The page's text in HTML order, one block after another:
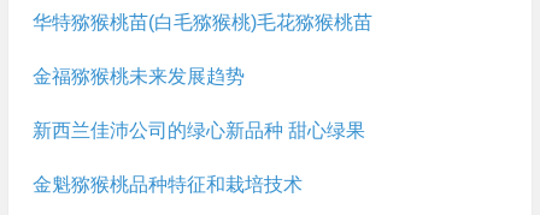
华特猕猴桃苗(白毛猕猴桃)毛花猕猴桃苗
金福猕猴桃未来发展趋势
新西兰佳沛公司的绿心新品种 甜心绿果
金魁猕猴桃品种特征和栽培技术